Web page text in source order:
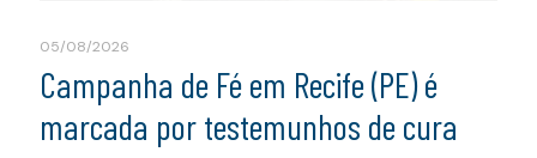
05/08/2026
Campanha de Fé em Recife (PE) é
marcada por testemunhos de cura